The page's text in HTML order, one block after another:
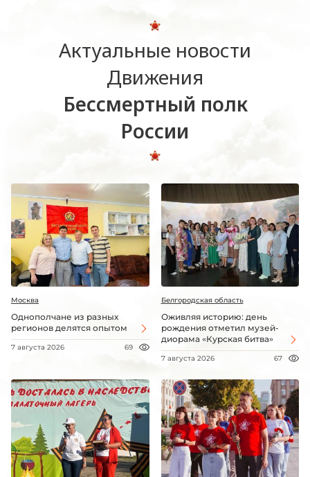
Актуальные новости
Движения
Бессмертный полк
России
Москва
Однополчане из разных
регионов делятся опытом
7 августа 2026 69
Белгородская область
Оживляя историю: день
рождения отметил музей-
диорама «Курская битва»
7 августа 2026 67